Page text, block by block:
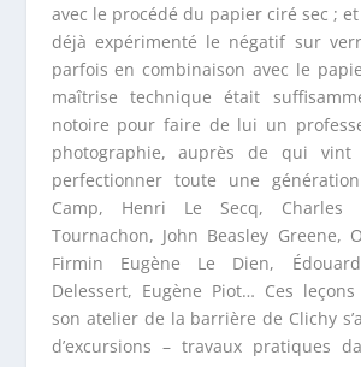
avec le procédé du papier ciré sec ;
déjà expérimenté le négatif sur
parfois en combinaison avec le
maîtrise technique était
notoire pour faire de lui un
photographie, auprès de qui vint
perfectionner toute une
Camp, Henri Le Secq, Charles
Tournachon, John Beasley Greene,
Firmin Eugène Le Dien,
Delessert, Eugène Piot… Ces
son atelier de la barrière de Clichy
d’excursions – travaux pratiques